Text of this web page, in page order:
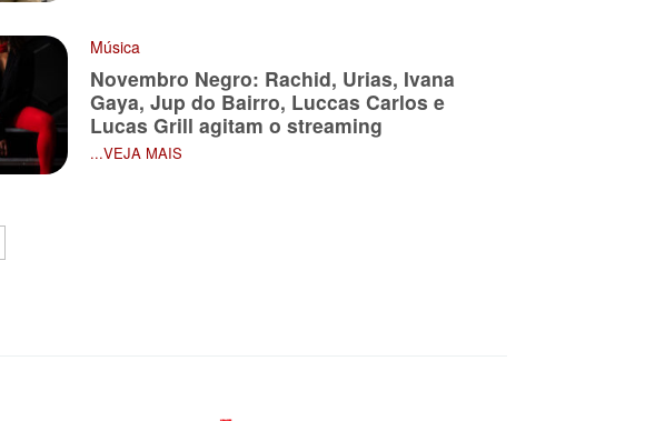
Música
Novembro Negro: Rachid, Urias, Ivana
Gaya, Jup do Bairro, Luccas Carlos e
Lucas Grill agitam o streaming
...VEJA MAIS